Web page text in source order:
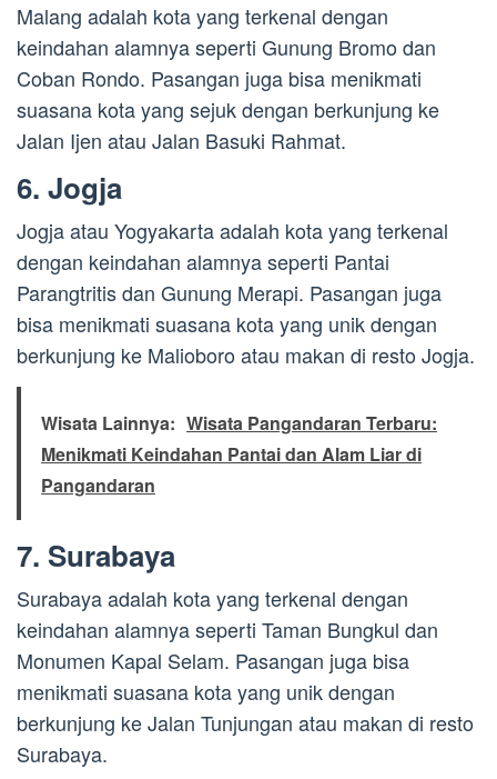
Malang adalah kota yang terkenal dengan
keindahan alamnya seperti Gunung Bromo dan
Coban Rondo. Pasangan juga bisa menikmati
suasana kota yang sejuk dengan berkunjung ke
Jalan Ijen atau Jalan Basuki Rahmat.
6. Jogja
Jogja atau Yogyakarta adalah kota yang terkenal
dengan keindahan alamnya seperti Pantai
Parangtritis dan Gunung Merapi. Pasangan juga
bisa menikmati suasana kota yang unik dengan
berkunjung ke Malioboro atau makan di resto Jogja.
Wisata Lainnya: Wisata Pangandaran Terbaru:
Menikmati Keindahan Pantai dan Alam Liar di
Pangandaran
7. Surabaya
Surabaya adalah kota yang terkenal dengan
keindahan alamnya seperti Taman Bungkul dan
Monumen Kapal Selam. Pasangan juga bisa
menikmati suasana kota yang unik dengan
berkunjung ke Jalan Tunjungan atau makan di resto
Surabaya.